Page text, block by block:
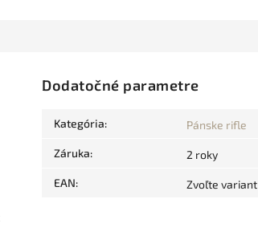
Dodatočné parametre
Kategória: Pánske rifle
Záruka: 2 roky
EAN: Zvoľte variant